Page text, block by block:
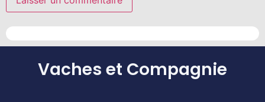
Vaches et Compagnie